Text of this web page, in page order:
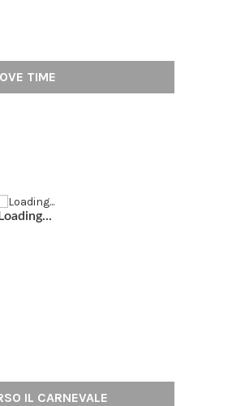
TIME
Loading...
IL CARNEVALE